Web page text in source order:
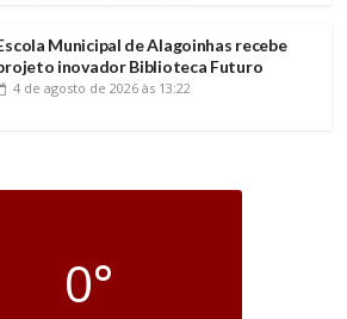
Municipal de Alagoinhas recebe
inovador Biblioteca Futuro
4 de agosto de 2026 às 13:22
0°